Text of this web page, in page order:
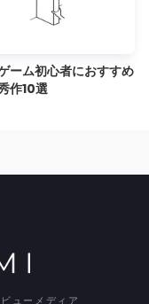
ーム初心者におすすめ
作10選
ューメディア